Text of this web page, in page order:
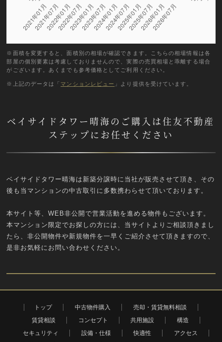
※面積を変更すると、面積別の相場が確認できます。こちらの相場情報は各
部屋の個別要素は考慮しておりませんので、実際の売買相場と乖離する場合
がございます。あくまでも参考価格としてご利用ください。
※上記のデータは「 マンションレビュー 」より提供を受けています。
ベイサイドタワー晴海のご購入は住友不動産
ステップにお任せください
ベイサイドタワー晴海は新築分譲時に当社が販売させて頂き、その
後も当マンションの中古取引に多数携わらせて頂いております。
本サイト等、WEB非公開で営業活動を進める物件もございます。
本マンション限定でお探しの方には、当サイトよりご相談頂きまし
たら、非公開物件や新規物件を一早くご紹介させて頂きますので、
是非お気軽にお問い合わせください。
ベイサイドタワー晴海のご購入相談
住友不動産ステップ株式会
社 総合窓口
トップ 中古物件購入
売却・賃貸無料相談
賃貸相談
コンセプト 共用施設
構造
セキュリティ
設備・仕様 快適性
アクセス